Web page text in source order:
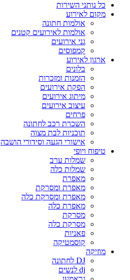
כל נותני השירות
מקום לאירוע
אולמות חתונה
אולמות לאירועים קטנים
גני אירועים
קמפוסים
ארגון לאירוע
בלונים
הזמנות ומזכרות
הפקת אירועים
מיתוג אירועים
עיצוב אירועים
פרחים
השכרת רכב לחתונה
תוכניות לבת מצוה
אישורי הגעה וסידורי הושבה
טיפוח ויופי
שמלות ערב
שמלות כלה
מאפרת
מאפרת ומסרקת
מאפרת ומסרקת כלה
מאפרת כלה
מסרקת
מסרקת כלה
פאניות
קוסמטיקה
מוזיקה
DJ לחתונה
dj לנשים